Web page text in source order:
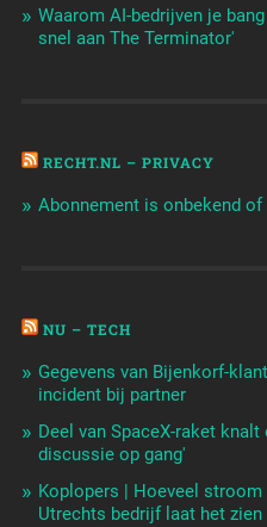
Waarom AI-bedrijven je
snel aan The Terminator'
RECHT.NL – PRIVACY
Abonnement is onbekend
NU – TECH
Gegevens van Bijenkorf-
incident bij partner
Deel van SpaceX-raket
discussie op gang'
Koplopers | Hoeveel
Utrechts bedrijf laat het zien